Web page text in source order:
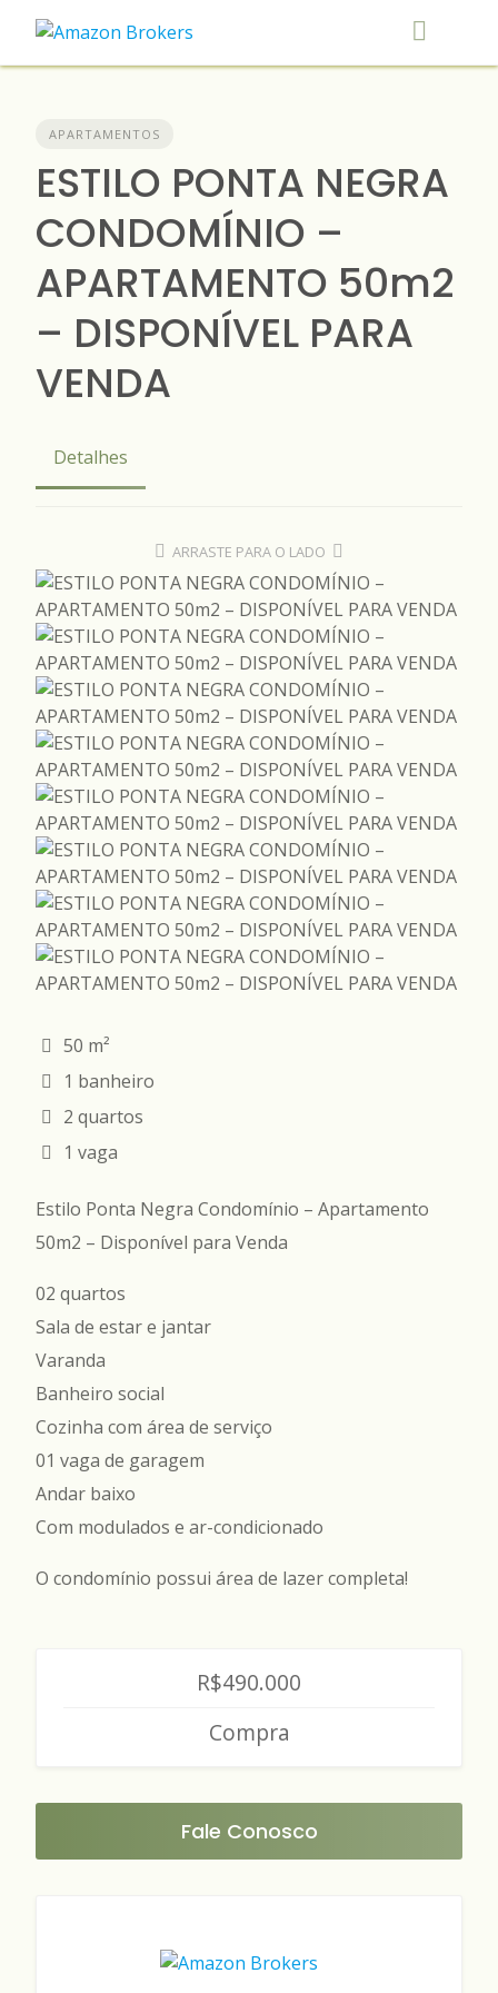
content
APARTAMENTOS
ESTILO PONTA NEGRA
CONDOMÍNIO –
APARTAMENTO 50m2
– DISPONÍVEL PARA
VENDA
Detalhes
ARRASTE PARA O LADO
50 m²
1 banheiro
2 quartos
1 vaga
Estilo Ponta Negra Condomínio – Apartamento
50m2 – Disponível para Venda
02 quartos
Sala de estar e jantar
Varanda
Banheiro social
Cozinha com área de serviço
01 vaga de garagem
Andar baixo
Com modulados e ar-condicionado
O condomínio possui área de lazer completa!
R$490.000
Compra
Fale Conosco